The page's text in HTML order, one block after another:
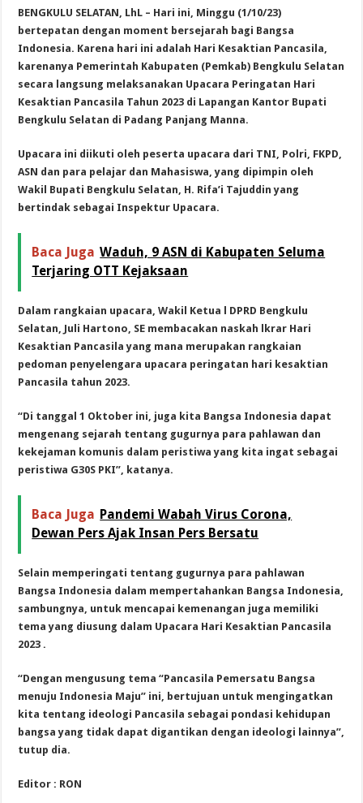
BENGKULU SELATAN, LhL – Hari ini, Minggu (1/10/23)
bertepatan dengan moment bersejarah bagi Bangsa
Indonesia. Karena hari ini adalah Hari Kesaktian Pancasila,
karenanya Pemerintah Kabupaten (Pemkab) Bengkulu Selatan
secara langsung melaksanakan Upacara Peringatan Hari
Kesaktian Pancasila Tahun 2023 di Lapangan Kantor Bupati
Bengkulu Selatan di Padang Panjang Manna.
Upacara ini diikuti oleh peserta upacara dari TNI, Polri, FKPD,
ASN dan para pelajar dan Mahasiswa, yang dipimpin oleh
Wakil Bupati Bengkulu Selatan, H. Rifa’i Tajuddin yang
bertindak sebagai Inspektur Upacara.
Baca Juga Waduh, 9 ASN di Kabupaten Seluma
Terjaring OTT Kejaksaan
Dalam rangkaian upacara, Wakil Ketua l DPRD Bengkulu
Selatan, Juli Hartono, SE membacakan naskah lkrar Hari
Kesaktian Pancasila yang mana merupakan rangkaian
pedoman penyelengara upacara peringatan hari kesaktian
Pancasila tahun 2023.
“Di tanggal 1 Oktober ini, juga kita Bangsa Indonesia dapat
mengenang sejarah tentang gugurnya para pahlawan dan
kekejaman komunis dalam peristiwa yang kita ingat sebagai
peristiwa G30S PKI”, katanya.
Baca Juga Pandemi Wabah Virus Corona,
Dewan Pers Ajak Insan Pers Bersatu
Selain memperingati tentang gugurnya para pahlawan
Bangsa Indonesia dalam mempertahankan Bangsa Indonesia,
sambungnya, untuk mencapai kemenangan juga memiliki
tema yang diusung dalam Upacara Hari Kesaktian Pancasila
2023 .
“Dengan mengusung tema “Pancasila Pemersatu Bangsa
menuju Indonesia Maju” ini, bertujuan untuk mengingatkan
kita tentang ideologi Pancasila sebagai pondasi kehidupan
bangsa yang tidak dapat digantikan dengan ideologi lainnya”,
tutup dia.
Editor : RON